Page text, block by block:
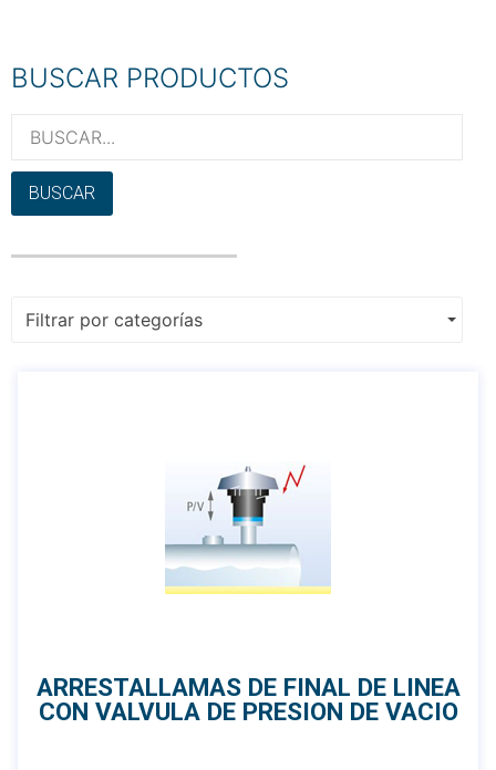
BUSCAR PRODUCTOS
BUSCAR
Filtrar por categorías
ARRESTALLAMAS DE FINAL DE LINEA
CON VALVULA DE PRESION DE VACIO